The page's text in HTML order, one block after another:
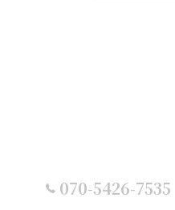
070-5426-7535